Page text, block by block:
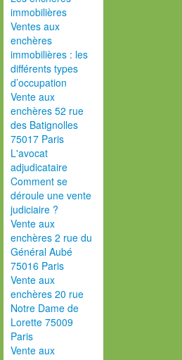
immobilières
Ventes aux
enchères
immobilières : les
différents types
d’occupation
Vente aux
enchères 52 rue
des Batignolles
75017 Paris
L'avocat
adjudicataire
Comment se
déroule une vente
judiciaire ?
Vente aux
enchères 2 rue du
Général Aubé
75016 Paris
Vente aux
enchères 20 rue
Notre Dame de
Lorette 75009
Paris
Vente aux